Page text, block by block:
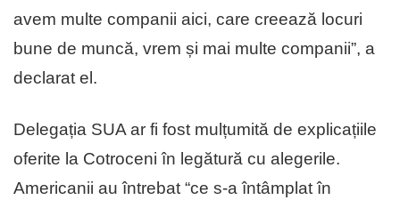
avem multe companii aici, care creează locuri
bune de muncă, vrem și mai multe companii”, a
declarat el.
Delegația SUA ar fi fost mulțumită de explicațiile
oferite la Cotroceni în legătură cu alegerile.
Americanii au întrebat “ce s-a întâmplat în